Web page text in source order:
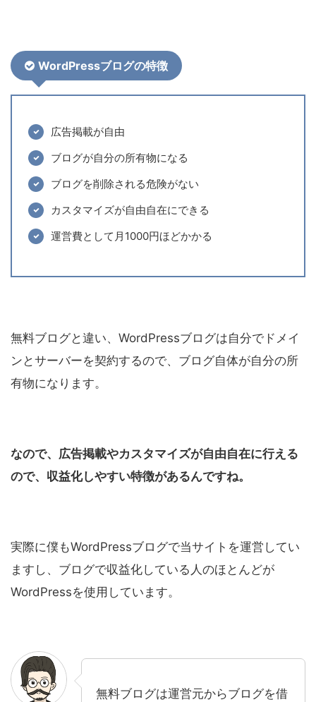
WordPressブログの特徴
広告掲載が自由
ブログが自分の所有物になる
ブログを削除される危険がない
カスタマイズが自由自在にできる
運営費として月1000円ほどかかる
無料ブログと違い、WordPressブログは自分でドメイ
ンとサーバーを契約するので、ブログ自体が自分の所
有物になります。
なので、広告掲載やカスタマイズが自由自在に行える
ので、収益化しやすい特徴があるんですね。
実際に僕もWordPressブログで当サイトを運営してい
ますし、ブログで収益化している人のほとんどが
WordPressを使用しています。
無料ブログは運営元からブログを借